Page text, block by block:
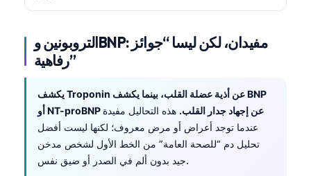
التروبونين وBNP: مفيدان، لكن ليسا “جوائز
رفاهية”
يكشف Troponin عن أذية عضلة القلب، بينما يكشف BNP
أو NT-proBNP عن إجهاد جدار القلب. هذه التحاليل مفيدة
عندما توجد أعراض أو مرض معروف؛ لكنها ليست أفضل
تحليل دم “للصحة العامة” من الخط الأول لشخص مدخن
جيد بدون ألم في الصدر أو ضيق نفس.